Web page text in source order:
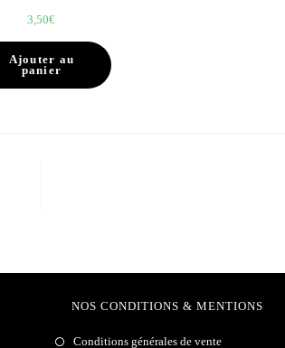
3,50€
Ajouter au
panier
NOS CONDITIONS & MENTIONS
Conditions générales de vente